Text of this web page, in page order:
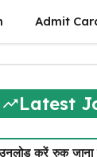
Admit
Latest
करें रुक जाना